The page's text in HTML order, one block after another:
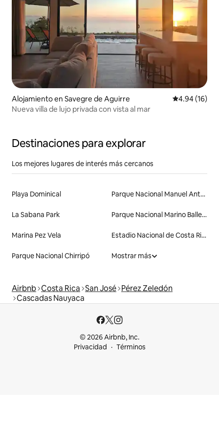
Alojamiento en Savegre de Aguirre Calificación
4.94 (16)
Nueva villa de lujo privada con vista al mar
Destinaciones para explorar
Los mejores lugares de interés más cercanos
Playa Dominical Parque Nacional Manuel Antonio
La Sabana Park Parque Nacional Marino Ballena ("Ballena")
Marina Pez Vela Estadio Nacional de Costa Rica
Parque Nacional Chirripó Mostrar más
Airbnb Costa Rica San José Pérez Zeledón
Cascadas Nauyaca
© 2026 Airbnb, Inc.
Privacidad
Términos